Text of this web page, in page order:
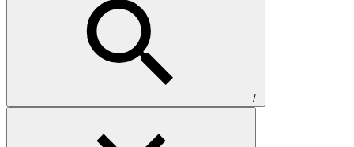
/